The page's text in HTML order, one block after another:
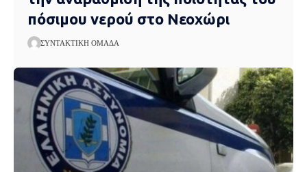
πόσιμου νερού στο Νεοχώρι
ΣΥΝΤΑΚΤΙΚΉ ΟΜΆΔΑ